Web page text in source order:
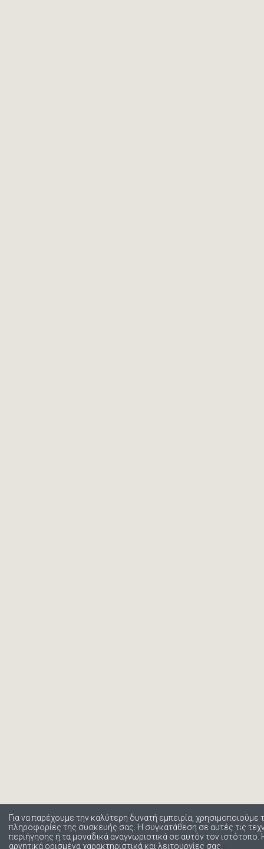
Για να παρέχουμε την καλύτερη δυνατή εμπειρία,
πληροφορίες της συσκευής σας. Η συγκατάθεση σε αυτές τις
περιήγησης ή τα μοναδικά αναγνωριστικά σε αυτόν τον
αρνητικά ορισμένα χαρακτηριστικά και λειτουργίες σας.